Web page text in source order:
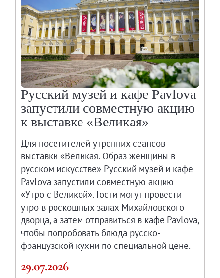
Русский музей и кафе Pavlova
запустили совместную акцию
к выставке «Великая»
Для посетителей утренних сеансов
выставки «Великая. Образ женщины в
русском искусстве» Русский музей и кафе
Pavlova запустили совместную акцию
«Утро с Великой». Гости могут провести
утро в роскошных залах Михайловского
дворца, а затем отправиться в кафе Pavlova,
чтобы попробовать блюда русско-
французской кухни по специальной цене.
29.07.2026